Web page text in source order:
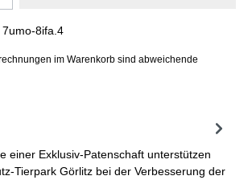
7umo-8ifa.4
im Warenkorb sind abweichende
einer Exklusiv-Patenschaft unterstützen
Tierpark Görlitz bei der Verbesserung der